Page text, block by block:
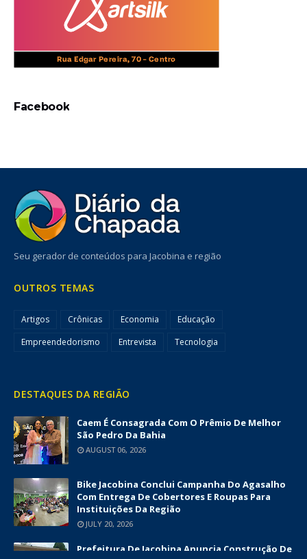
Facebook
Seu gerador de conteúdos para Jacobina e região
OUTROS TEMAS
Artigos Crônicas Economia
Educação
Empreendedorismo
Entrevista Tecnologia
DESTAQUES DA REGIÃO
Caem É Consagrada Com O Prêmio De Melhor
São Pedro Da Bahia
AUGUST 06, 2026
Bike Jacobina Conclui Campanha Do Agasalho
Com Entrega De Cobertores E Roupas Para
Instituições Da Região
JULY 20, 2026
Prefeitura De Jacobina Anuncia Construção De